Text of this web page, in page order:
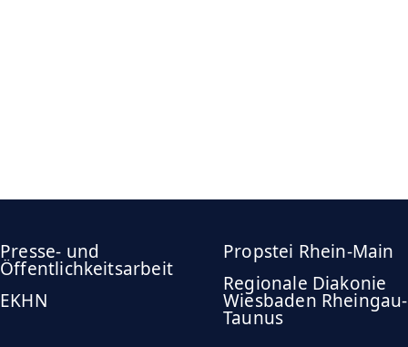
Presse- und
Öffentlichkeitsarbeit
EKHN
Propstei Rhein-Main
Regionale Diakonie
Wiesbaden Rheingau-
Taunus